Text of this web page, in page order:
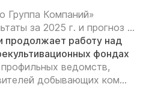
Компаний»
за 2025 г. и прогноз ...
продолжает работу над
фондах
ведомств,
добывающих ком...